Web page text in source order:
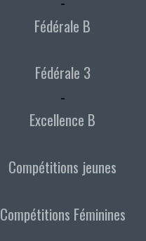
Fédérale B
Fédérale 3
-
Excellence B
Compétitions jeunes
Compétitions Féminines